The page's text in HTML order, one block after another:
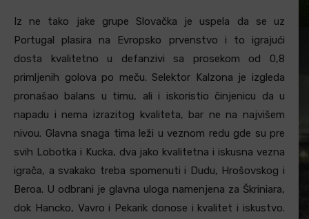
Iz ne tako jake grupe Slovačka je uspela da se uz
Portugal plasira na Evropsko prvenstvo i to igrajući
dosta kvalitetno u defanzivi sa prosekom od 0,8
primljenih golova po meču. Selektor Kalzona je izgleda
pronašao balans u timu, ali i iskoristio činjenicu da u
napadu i nema izrazitog kvaliteta, bar ne na najvišem
nivou. Glavna snaga tima leži u veznom redu gde su pre
svih Lobotka i Kucka, dva jako kvalitetna i iskusna vezna
igrača, a svakako treba spomenuti i Dudu, Hrošovskog i
Beroa. U odbrani je glavna uloga namenjena za Škriniara,
dok Hancko, Vavro i Pekarik donose i kvalitet i iskustvo.